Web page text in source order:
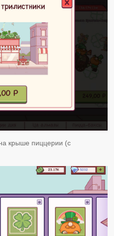
крыше пиццерии (с